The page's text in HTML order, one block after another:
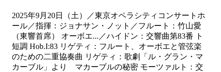
2025年9月20日（土）／東京オペラシティコンサートホ
ール／指揮：ジョナサン・ノット／フルート：竹山愛
（東響首席） オーボエ...／ハイドン：交響曲第83番 ト
短調 Hob.I:83 リゲティ：フルート、オーボエと管弦楽
のための二重協奏曲 リゲティ：歌劇「ル・グラン・マ
カーブル」より マカーブルの秘密 モーツァルト：交